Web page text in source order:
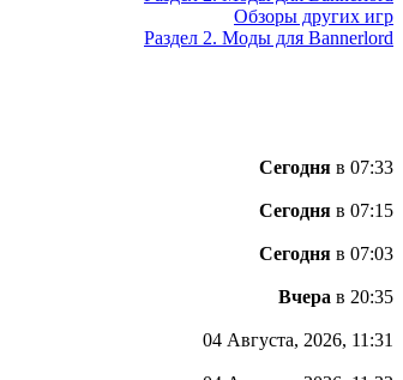
Обзоры других игр
Раздел 2. Моды для Bannerlord
Сегодня в 07:33
Сегодня в 07:15
Сегодня в 07:03
Вчера в 20:35
04 Августа, 2026, 11:31